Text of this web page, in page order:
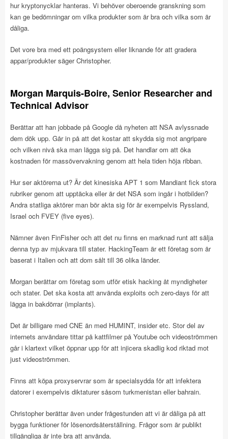
hur kryptonycklar hanteras. Vi behöver oberoende granskning som
kan ge bedömningar om vilka produkter som är bra och vilka som är
dåliga.
Det vore bra med ett poängsystem eller liknande för att gradera
appar/produkter säger Christopher.
Morgan Marquis-Boire, Senior Researcher and
Technical Advisor
Berättar att han jobbade på Google då nyheten att NSA avlyssnade
dem dök upp. Går in på att det kostar att skydda sig mot angripare
och vilken nivå ska man lägga sig på. Det handlar om att öka
kostnaden för massövervakning genom att hela tiden höja ribban.
Hur ser aktörerna ut? Är det kinesiska APT 1 som Mandiant fick stora
rubriker genom att upptäcka eller är det NSA som ingår i hotbilden?
Andra statliga aktörer man bör akta sig för är exempelvis Ryssland,
Israel och FVEY (five eyes).
Nämner även FinFisher och att det nu finns en marknad runt att sälja
denna typ av mjukvara till stater. HackingTeam är ett företag som är
baserat i Italien och att dom sålt till 36 olika länder.
Morgan berättar om företag som utför etisk hacking åt myndigheter
och stater. Det ska kosta att använda exploits och zero-days för att
lägga in bakdörrar (implants).
Det är billigare med CNE än med HUMINT, insider etc. Stor del av
internets användare tittar på kattfilmer på Youtube och videoströmmen
går i klartext vilket öppnar upp för att injicera skadlig kod riktad mot
just videoströmmen.
Finns att köpa proxyservrar som är specialsydda för att infektera
datorer i exempelvis diktaturer såsom turkmenistan eller bahrain.
Christopher berättar även under frågestunden att vi är dåliga på att
bygga funktioner för lösenordsåterställning. Frågor som är publikt
tillgängliga är inte bra att använda.